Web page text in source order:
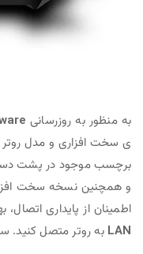
به منظور به روزرسانی
ی سخت افزاری و مدل روتر
برچسب موجود در پشت
و همچنین نسخه سخت
اطمینان از پایداری اتصال،
LAN به روتر متصل کنید.